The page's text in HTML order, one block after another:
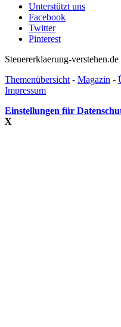
Unterstützt uns
Facebook
Twitter
Pinterest
Steuererklaerung-
Themenübersicht - Magazin -
Impressum
Einstellungen für
X